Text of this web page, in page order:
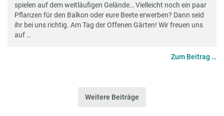
spielen auf dem weitläufigen Gelände… Vielleicht noch ein paar
Pflanzen für den Balkon oder eure Beete erwerben? Dann seid
ihr bei uns richtig. Am Tag der Offenen Gärten! Wir freuen uns
auf …
Zum Beitrag …
Weitere Beiträge